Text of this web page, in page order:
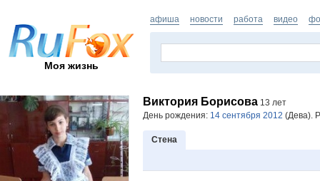
Моя жизнь
афиша новости работа видео
Виктория Борисова 13 лет
День рождения: 14 сентября 2012 (Дева).
Стена